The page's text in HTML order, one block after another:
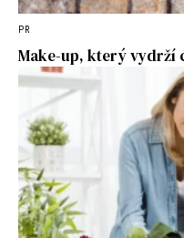
PR
Make-up, který vydrží